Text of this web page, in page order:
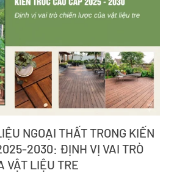
NGOẠI THẤT TRONG KIẾN
2030: ĐỊNH VỊ VAI TRÒ
VẬT LIỆU TRE